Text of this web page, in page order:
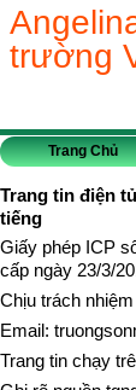
trường
Trang Chủ
Trang tin điện
tiếng
Giấy phép ICP
cấp ngày 23/3/
Chịu trách
Email:
Trang tin chạy